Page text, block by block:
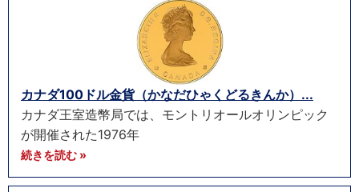
カナダ100ドル金貨（かなだひゃくどるきんか）...
カナダ王室造幣局では、モントリオールオリンピック
が開催された1976年
続きを読む »